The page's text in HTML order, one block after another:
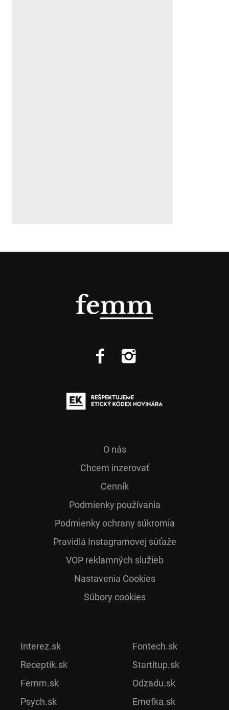
O nás
Chcem inzerovať
Cenník
Podmienky používania
Podmienky ochrany súkromia
Pra­vidlá Ins­ta­gra­mo­vej sú­ťaže
VOP reklamných služieb
Nastavenia Cookies
Súbory cookies
Interez.sk
Receptik.sk
Femm.sk
Psych.sk
Fontech.sk
Startitup.sk
Odzadu.sk
Emefka.sk